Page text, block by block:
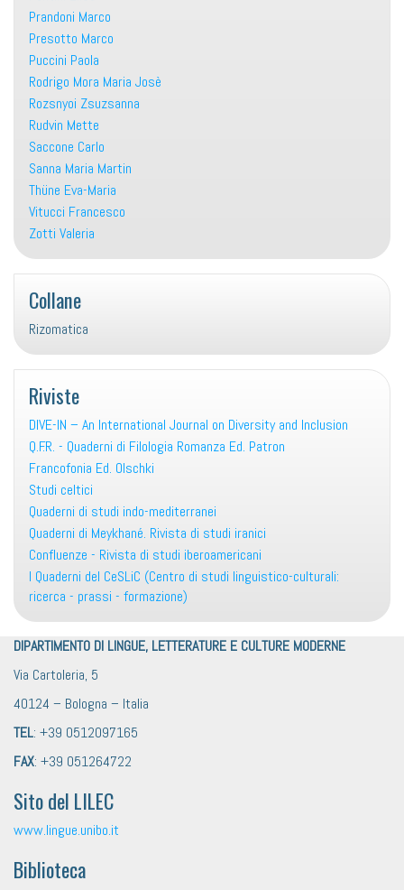
Prandoni Marco
Presotto Marco
Puccini Paola
Rodrigo Mora Maria Josè
Rozsnyoi Zsuzsanna
Rudvin Mette
Saccone Carlo
Sanna Maria Martin
Thüne Eva-Maria
Vitucci Francesco
Zotti Valeria
Collane
Rizomatica
Riviste
DIVE-IN – An International Journal on Diversity and Inclusion
Q.F.R. - Quaderni di Filologia Romanza Ed. Patron
Francofonia Ed. Olschki
Studi celtici
Quaderni di studi indo-mediterranei
Quaderni di Meykhané. Rivista di studi iranici
Confluenze - Rivista di studi iberoamericani
I Quaderni del CeSLiC (Centro di studi linguistico-culturali:
ricerca - prassi - formazione)
DIPARTIMENTO DI LINGUE, LETTERATURE E CULTURE MODERNE
Via Cartoleria, 5
40124 – Bologna – Italia
TEL: +39 0512097165
FAX: +39 051264722
Sito del LILEC
www.lingue.unibo.it
Biblioteca